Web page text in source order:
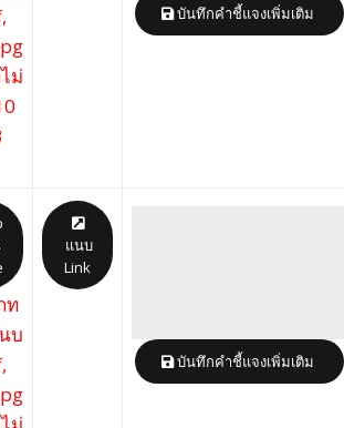
ม่
บันทึกคำชี้แจงเพิ่มเติม
ท
บ
แนบ
Link
บันทึกคำชี้แจงเพิ่มเติม